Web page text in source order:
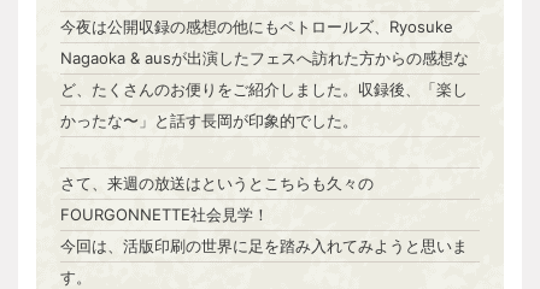
今夜は公開収録の感想の他にもペトロールズ、Ryosuke
Nagaoka & ausが出演したフェスへ訪れた方からの感想な
ど、たくさんのお便りをご紹介しました。収録後、「楽し
かったな〜」と話す長岡が印象的でした。
さて、来週の放送はというとこちらも久々の
FOURGONNETTE社会見学！
今回は、活版印刷の世界に足を踏み入れてみようと思いま
す。